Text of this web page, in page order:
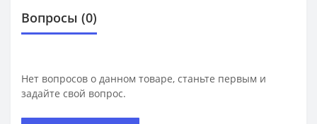
Вопросы (0)
Нет вопросов о данном товаре, станьте первым и
задайте свой вопрос.